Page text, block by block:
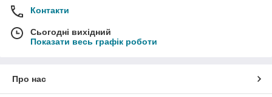
Контакти
Сьогодні вихідний
Показати весь графік роботи
Про нас